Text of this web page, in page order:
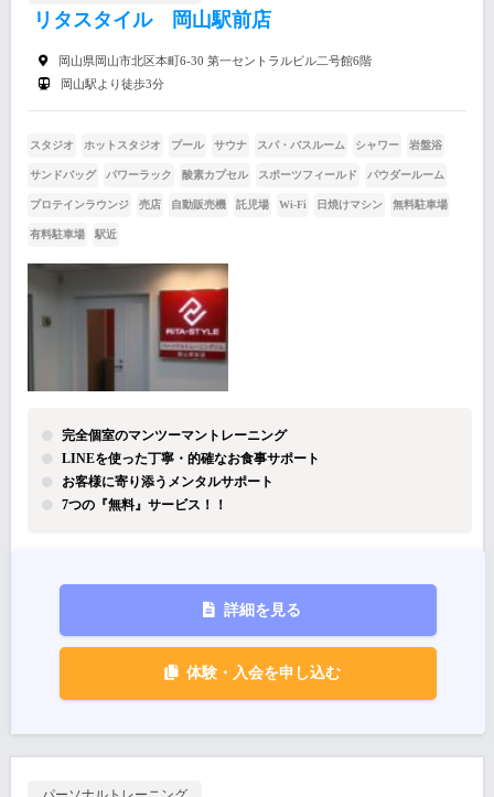
リタスタイル 岡山駅前店
岡山県岡山市北区本町6-30 第一セントラルビル二号館6階
岡山駅より徒歩3分
スタジオ ホットスタジオ プール サウナ スパ・バスルーム シャワー 岩盤浴
サンドバッグ パワーラック 酸素カプセル スポーツフィールド パウダールーム
プロテインラウンジ 売店 自動販売機 託児場 Wi-Fi 日焼けマシン 無料駐車場
有料駐車場 駅近
完全個室のマンツーマントレーニング
LINEを使った丁寧・的確なお食事サポート
お客様に寄り添うメンタルサポート
7つの『無料』サービス！！
詳細を見る
体験・入会を申し込む